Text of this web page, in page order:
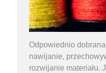
Odpowiednio
nawijanie,
rozwijanie materiału.